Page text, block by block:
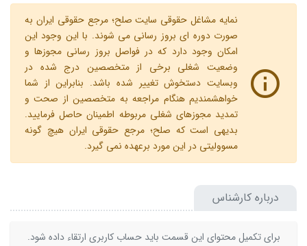
نمایه مشاغل حقوقی سایت صلح؛ مرجع حقوقی ایران به
صورت دوره ای بروز رسانی می شوند. با این وجود این
امکان وجود دارد که در فواصل بروز رسانی مجوزها و
وضعیت شغلی برخی از متخصصین درج شده در
وبسایت دستخوش تغییر شده باشد. بنابراین از شما
خواهشمندیم هنگام مراجعه به متخصصین از صحت و
تمدید مجوزهای شغلی مربوطه اطمینان حاصل فرمایید.
بدیهی است که صلح؛ مرجع حقوقی ایران هیچ گونه
مسوولیتی در این مورد برعهده نمی گیرد.
درباره کارشناس
برای تکمیل محتوای این قسمت باید حساب کاربری ارتقاء داده شود.